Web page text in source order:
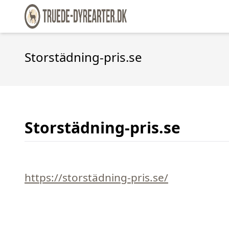
Storstädning-pris.se
Storstädning-pris.se
https://storstädning-pris.se/